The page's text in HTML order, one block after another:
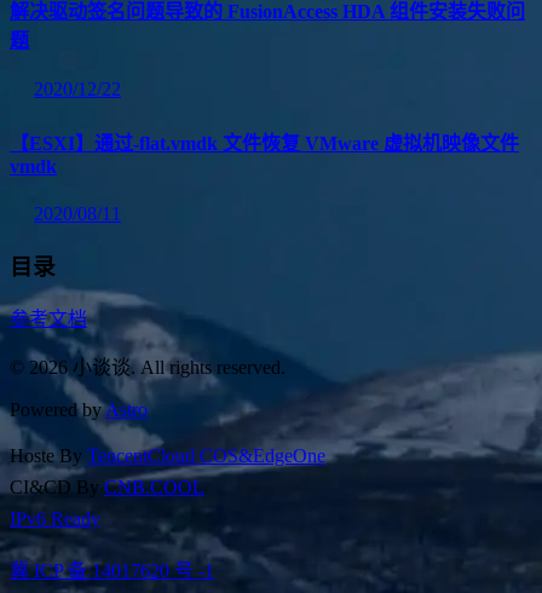
解决驱动签名问题导致的 FusionAccess HDA 组件安装失败问
题
2020/12/22
【ESXI】通过-flat.vmdk 文件恢复 VMware 虚拟机映像文件
vmdk
2020/08/11
目录
参考文档
© 2026 小谈谈. All rights reserved.
Powered byAstro
Hoste By TencentCloud COS&EdgeOne
CI&CD By CNB.COOL
IPv6 Ready
冀 ICP 备 14017620 号 -1